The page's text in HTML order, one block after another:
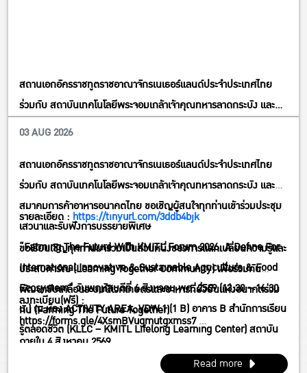
สถานเอกอัครราชทูตราชอาณาจักรเนเธอร์แลนด์ประจำประเทศไทย
ร่วมกับ สถาบันเทคโนโลยีพระจอมเกล้าเจ้าคุณทหารลาดกระบัง และ
สมาคมการค้าอาหารอนาคตไทย ขอเชิญผู้สนใจทุกท่านเข้าร่วมประชุม
KMITL Forum 2026; A Define For International Innovative &
Sustainable Agriculture & FoodEcosystem” วันพฤหัสบดีที่ 6
สิงหาคม พศ. 2569 (13:30 – 16:30 น.) ณ ห้อง ACTIVITY AREA,
VDW 1 (1 B) อาคาร B สำนักการเรียนรู้ตลอดชีวิต (KLLC – KMITL
Lifelong Learning Center) สถาบันเทคโนโลยีพระจอมเกล้าเจ้าคุณ
ทหารลาดกระบัง กทม.
03 AUG 2026
สถานเอกอัครราชทูตราชอาณาจักรเนเธอร์แลนด์ประจำประเทศไทย
ร่วมกับ สถาบันเทคโนโลยีพระจอมเกล้าเจ้าคุณทหารลาดกระบัง และ
สมาคมการค้าอาหารอนาคตไทย ขอเชิญผู้สนใจทุกท่านเข้าร่วมประชุม
เสวนาและรับฟังการบรรยายพิเศษ
“Farming The Future With KMITL Forum 2026; A Define For
International Innovative & Sustainable Agriculture & Food
Ecosystem” วันพฤหัสบดีที่ 6 สิงหาคม พศ. 2569 (13:30 – 16:30
น.) ณ ห้อง ACTIVITY AREA, VDW 1 (1 B) อาคาร B สำนักการเรียน
รู้ตลอดชีวิต (KLLC – KMITL Lifelong Learning Center) สถาบัน
เทคโนโลยีพระจอมเกล้าเจ้าคุณทหารลาดกระบัง กทม.
รายละเอียด : https://tinyurl.com/3ddb4bjk
ขอเรียนเชิญทุกท่านมาร่วมเป็นส่วนหนึ่งของการแลกเปลี่ยนความรู้และ
ประสบการ์ณ (Learning Together Community) เพื่อร่วมกัน
พัฒนาขับเคลื่อนระบบนิเวศเกษตรและอาหารที่ยั่งยืนแห่งอนาคตร่วม
กัน (Farming The Future Together)
ลงทะเบียน(ฟรี) :
https://forms.gle/4XsmBVugmutgxmss7
ภายใน 4 สิงหาคม 2569
Read more